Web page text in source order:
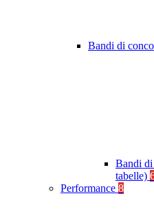
Bandi di
Bandi di
tabelle)
Performance 8